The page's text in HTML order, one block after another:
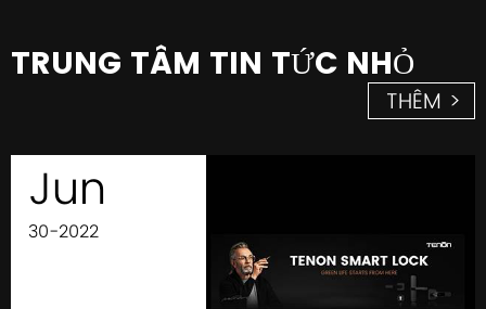
TRUNG TÂM TIN TỨC NHỎ
THÊM >
Jun
30-2022